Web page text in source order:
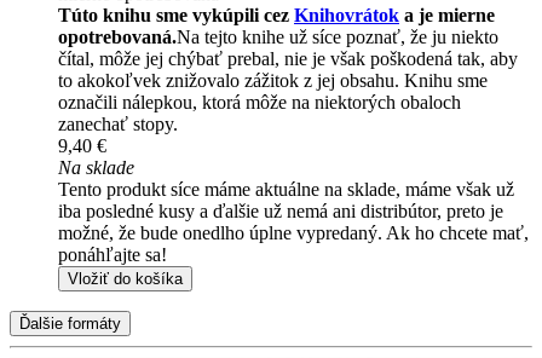
Túto knihu sme vykúpili cez Knihovrátok a je mierne
opotrebovaná.Na tejto knihe už síce poznať, že ju niekto
čítal, môže jej chýbať prebal, nie je však poškodená tak, aby
to akokoľvek znižovalo zážitok z jej obsahu. Knihu sme
označili nálepkou, ktorá môže na niektorých obaloch
zanechať stopy.
9,40 €
Na sklade
Tento produkt síce máme aktuálne na sklade, máme však už
iba posledné kusy a ďalšie už nemá ani distribútor, preto je
možné, že bude onedlho úplne vypredaný. Ak ho chcete mať,
ponáhľajte sa!
Vložiť do košíka
Ďalšie formáty